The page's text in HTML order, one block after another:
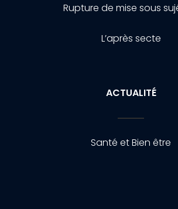
Rupture de mise sous
L’après secte
ACTUALITÉ
Santé et Bien être